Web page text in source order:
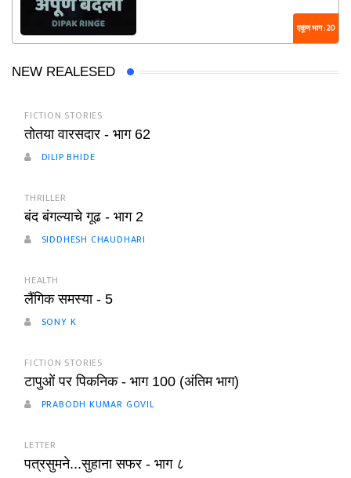
एकूण भाग : 20
NEW REALESED
FICTION STORIES
तोतया वारसदार - भाग 62
DILIP BHIDE
THRILLER
बंद बंगल्याचे गूढ - भाग 2
SIDDHESH CHAUDHARI
HEALTH
लैंगिक समस्या - 5
SONY K
FICTION STORIES
टापुओं पर पिकनिक - भाग 100 (अंतिम भाग)
PRABODH KUMAR GOVIL
LETTER
पत्रसुमने...सुहाना सफर - भाग ८